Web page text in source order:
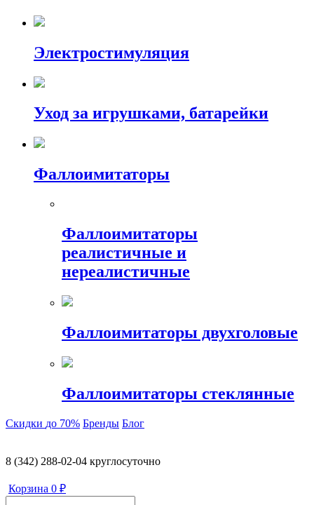
Электростимуляция
Уход за игрушками, батарейки
Фаллоимитаторы
Фаллоимитаторы
реалистичные и
нереалистичные
Фаллоимитаторы двухголовые
Фаллоимитаторы стеклянные
Скидки до 70% Бренды Блог
8 (342) 288-02-04 круглосуточно
Корзина 0 ₽